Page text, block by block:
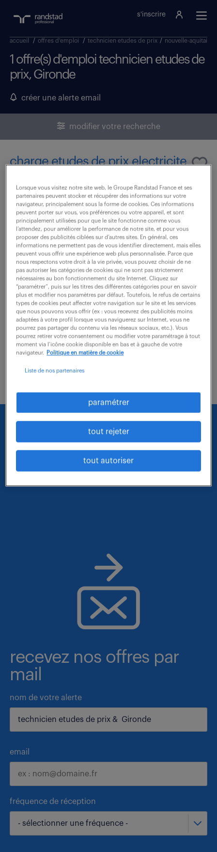
s'inscrire
accueil / offres d'emploi / technicien etudes de prix / nouvelle-aquitaine
1 offre(s) d'emploi technicien etudes de
prix, Gironde
créer une alerte email
modifier votre recherche
charge etudes de prix electricite
29 juin 2026
Bordeaux (33)
CDI
30 000 - 38 000 € / an
Au sein du Bureau d'Études, vous intervenez sur des
projets tertiaires variés pour concevoir et chiffrer les
solutions techniques en électricité. Vos missions : -
analyser les dossiers d'appel...
voir l'offre
Nous faisons le maximum pour trouver un emploi
qui vous correspond parmi nos offres :
- métier et compétences : technicien etudes de prix
recevez nos offres par
mail
nom de votre alerte
email
fréquence de réception
- sélectionner une fréquence -
Lorsque vous visitez notre site web, le Groupe Randstad France et ses
partenaires peuvent stocker et récupérer des informations sur votre
navigateur, principalement sous la forme de cookies. Ces informations
peuvent porter sur vous, vos préférences ou votre appareil, et sont
principalement utilisées pour que le site fonctionne comme vous
l’attendez, pour améliorer la performance de notre site, et pour vous
proposer des publicités ciblées sur d’autres sites. En général, ces
informations ne permettent pas de vous identifier directement, mais elles
peuvent vous offrir une expérience web plus personnalisée. Parce que
nous respectons votre droit à la vie privée, vous pouvez choisir de ne
pas autoriser les catégories de cookies qui ne sont pas strictement
nécessaires au bon fonctionnement du site Internet. Cliquez sur
“paramétrer”, puis sur les titres des différentes catégories pour en savoir
plus et modifier nos paramètres par défaut. Toutefois, le refus de certains
types de cookies peut affecter votre navigation sur le site et les services
que nous pouvons vous offrir (ex : vous recevrez des publicités moins
adaptées à votre profil lorsque vous naviguerez sur Internet, vous ne
pourrez pas partager du contenu via les réseaux sociaux, etc.). Vous
pourrez retirer votre consentement ou modifier votre paramétrage à tout
moment via l’icône cookie disponible en bas et à gauche de votre
navigateur.
Politique en matière de cookie
Liste de nos partenaires
paramétrer
tout rejeter
tout autoriser